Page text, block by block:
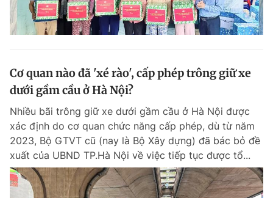
Tiện ích Bạn cần biết
Đọc Thanh Niên trên điện thoại
Cơ quan nào đã 'xé rào', cấp phép trông giữ xe
dưới gầm cầu ở Hà Nội?
Nhiều bãi trông giữ xe dưới gầm cầu ở Hà Nội được
xác định do cơ quan chức năng cấp phép, dù từ năm
2023, Bộ GTVT cũ (nay là Bộ Xây dựng) đã bác bỏ đề
xuất của UBND TP.Hà Nội về việc tiếp tục được tổ...